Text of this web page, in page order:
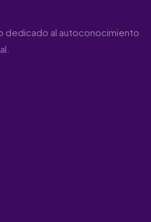
dedicado al autoconocimiento